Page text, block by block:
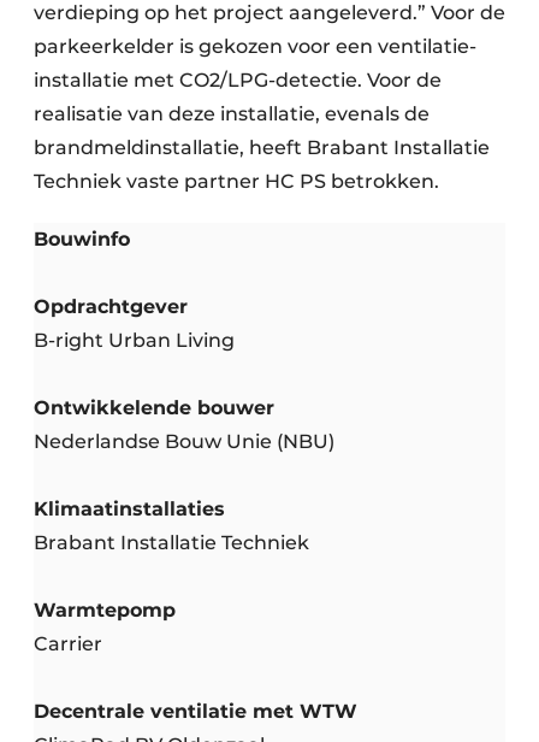
verdieping op het project aangeleverd.” Voor de
parkeerkelder is gekozen voor een ventilatie-
installatie met CO2/LPG-detectie. Voor de
realisatie van deze installatie, evenals de
brandmeldinstallatie, heeft Brabant Installatie
Techniek vaste partner HC PS betrokken.
Bouwinfo
Opdrachtgever
B-right Urban Living
Ontwikkelende bouwer
Nederlandse Bouw Unie (NBU)
Klimaatinstallaties
Brabant Installatie Techniek
Warmtepomp
Carrier
Decentrale ventilatie met WTW